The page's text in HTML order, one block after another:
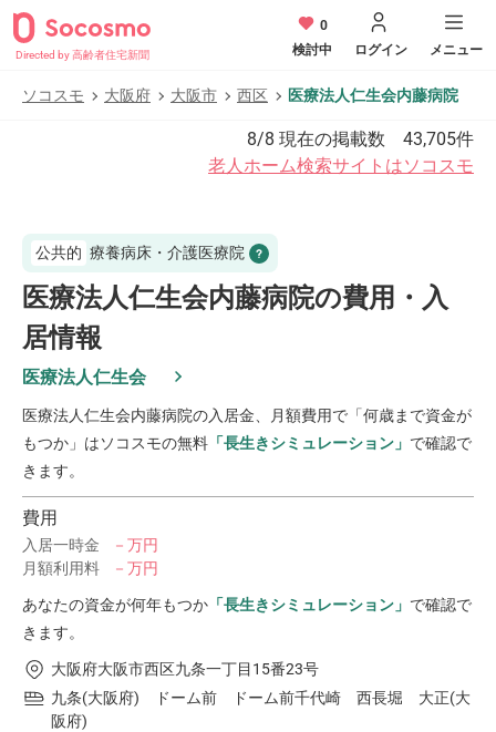
Directed by 高齢者住宅新聞
0
検討中
ログイン メニュー
ソコスモ 大阪府 大阪市 西区 医療法人仁生会内藤病院
8/8 現在の掲載数 43,705件
老人ホーム検索サイトはソコスモ
公共的 療養病床・介護医療院
医療法人仁生会内藤病院の費用・入
居情報
医療法人仁生会
医療法人仁生会内藤病院の入居金、月額費用で「何歳まで資金が
もつか」はソコスモの無料 「長生きシミュレーション」 で確認で
きます。
費用
入居一時金
－万円
月額利用料
－万円
あなたの資金が何年もつか 「長生きシミュレーション」 で確認で
きます。
大阪府大阪市西区九条一丁目15番23号
九条(大阪府) ドーム前 ドーム前千代崎 西長堀 大正(大
阪府)